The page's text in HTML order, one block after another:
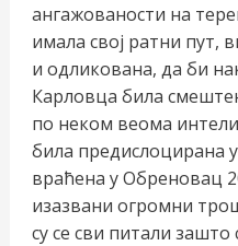
ангажованости на
имала свој ратни пут,
и одликована, да би
Карловца била
по неком веома
била предислоцирана
враћена у Обреновац
изазвани огромни
су се сви питали